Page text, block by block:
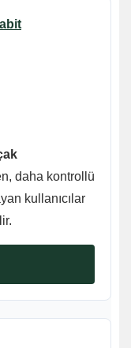
daha kontrollü
kullanıcılar